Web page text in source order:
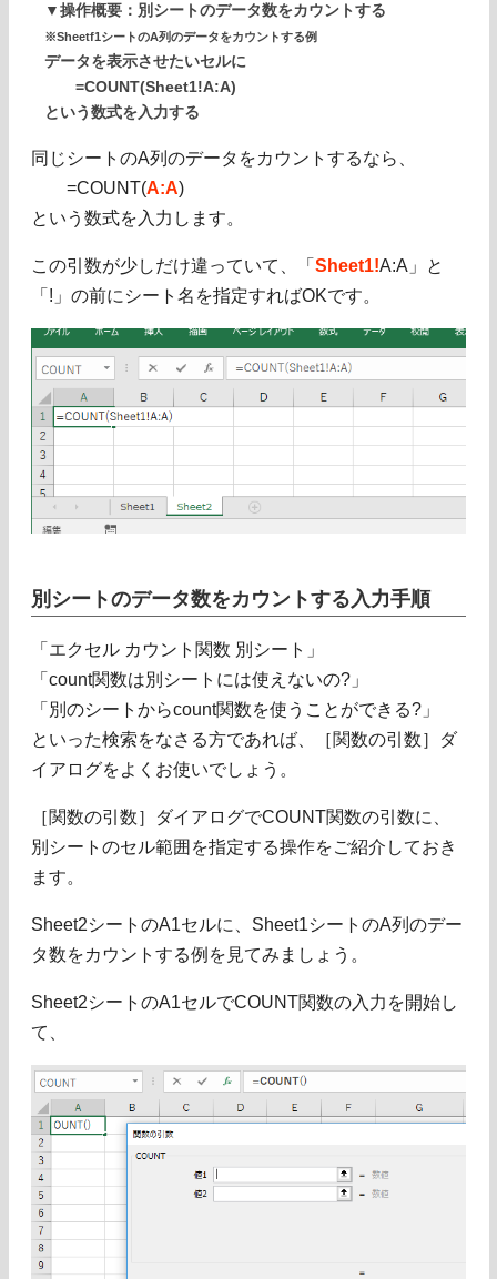
▼操作概要：別シートのデータ数をカウントする
※Sheetf1シートのA列のデータをカウントする例
データを表示させたいセルに
=COUNT(Sheet1!A:A)
という数式を入力する
同じシートのA列のデータをカウントするなら、
=COUNT(A:A)
という数式を入力します。
この引数が少しだけ違っていて、「 Sheet1!A:A」と
「!」の前にシート名を指定すればOKです。
別シートのデータ数をカウントする入力手順
「エクセル カウント関数 別シート」
「count関数は別シートには使えないの?」
「別のシートからcount関数を使うことができる?」
といった検索をなさる方であれば、［関数の引数］ダ
イアログをよくお使いでしょう。
［関数の引数］ダイアログでCOUNT関数の引数に、
別シートのセル範囲を指定する操作をご紹介しておき
ます。
Sheet2シートのA1セルに、Sheet1シートのA列のデー
タ数をカウントする例を見てみましょう。
Sheet2シートのA1セルでCOUNT関数の入力を開始し
て、